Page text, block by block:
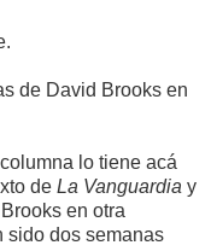
de David Brooks en
lo tiene acá
de La Vanguardia y
en otra
sido dos semanas